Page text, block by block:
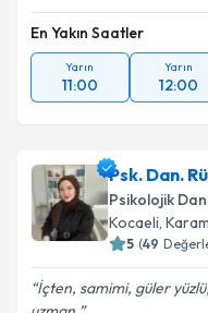
En Yakın Saatler
Yarın
11:00
Yarın
12:00
Psk. Dan.
Psikolojik
Kocaeli,
5 (49
İçten, samimi, güler